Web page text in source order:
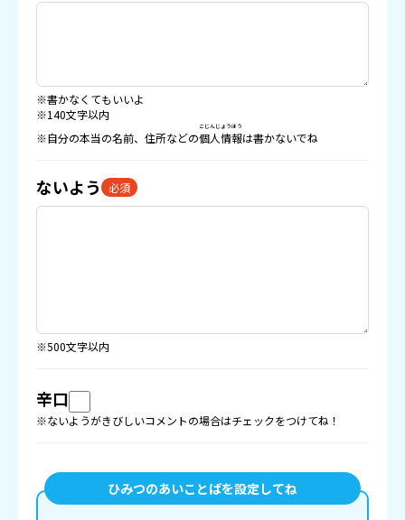
※書かなくてもいいよ
※140文字以内
※自分の本当の名前、住所などの個人情報
こじんじょうほう
は書かないでね
ないよう 必須
※500文字以内
辛口
※ないようがきびしいコメントの場合はチェックをつけてね！
ひみつのあいことばを設定してね